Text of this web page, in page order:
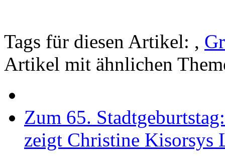
Tags für diesen Artikel: ,
Artikel mit ähnlichen
Zum 65.
zeigt Christine Kisorsys